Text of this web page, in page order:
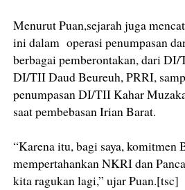
Menurut Puan,sejarah juga
ini dalam operasi penumpasan
berbagai pemberontakan, dari
DI/TII Daud Beureuh, PRRI,
penumpasan DI/TII Kahar
saat pembebasan Irian Barat.
“Karena itu, bagi saya, komitmen
mempertahankan NKRI dan
kita ragukan lagi,” ujar Puan.[tsc]